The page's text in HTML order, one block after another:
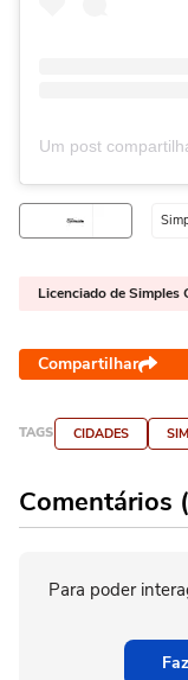
Licenciado de Simples
Compartilhar
TAGS CIDADES
Comentários
Para poder